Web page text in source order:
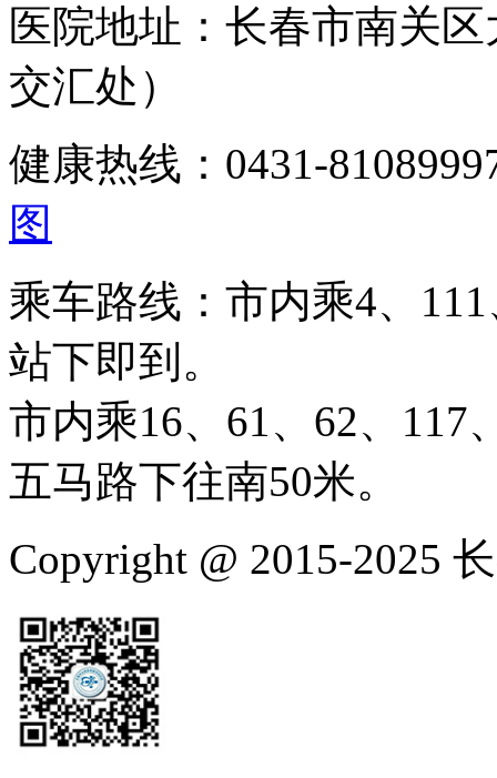
医院地址：长春市南关
交汇处）
健康热线：0431-
图
乘车路线：市内乘4、
站下即到。
市内乘16、61、62、117
五马路下往南50米。
Copyright @ 2015-2025